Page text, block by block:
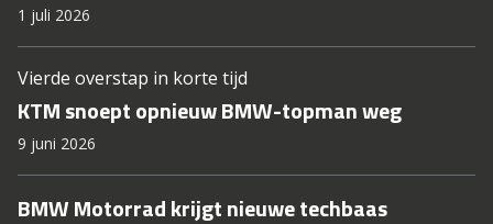
1 juli 2026
Vierde overstap in korte tijd
KTM snoept opnieuw BMW-topman weg
9 juni 2026
BMW Motorrad krijgt nieuwe techbaas